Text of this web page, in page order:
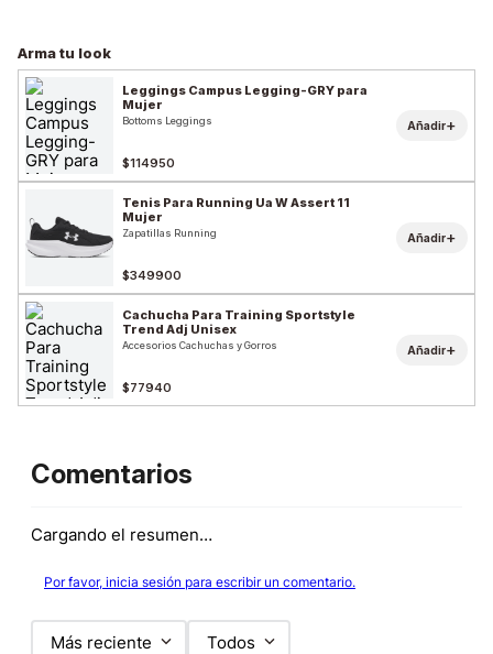
Arma tu look
Leggings Campus Legging-GRY para
Mujer
Bottoms Leggings
$114950
Añadir+
Tenis Para Running Ua W Assert 11
Mujer
Zapatillas Running
$349900
Añadir+
Cachucha Para Training Sportstyle
Trend Adj Unisex
Accesorios Cachuchas y Gorros
$77940
Añadir+
Comentarios
Cargando el resumen…
Por favor, inicia sesión para escribir un comentario.
Más reciente Todos